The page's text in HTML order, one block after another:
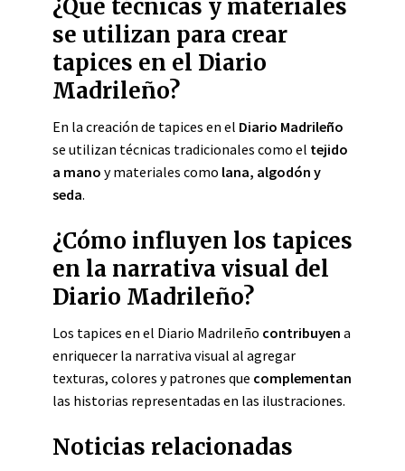
¿Qué técnicas y materiales
se utilizan para crear
tapices en el Diario
Madrileño?
En la creación de tapices en el Diario Madrileño
se utilizan técnicas tradicionales como el tejido
a mano y materiales como lana, algodón y
seda.
¿Cómo influyen los tapices
en la narrativa visual del
Diario Madrileño?
Los tapices en el Diario Madrileño contribuyen a
enriquecer la narrativa visual al agregar
texturas, colores y patrones que complementan
las historias representadas en las ilustraciones.
Noticias relacionadas